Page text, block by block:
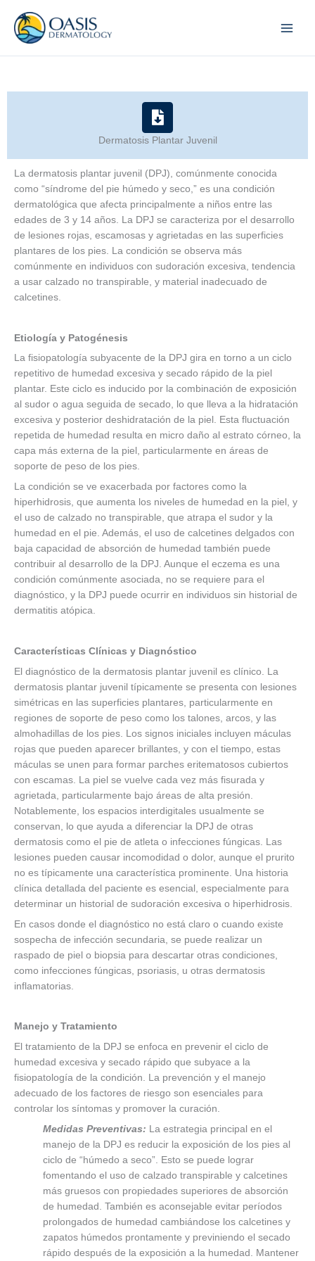
content
Dermatosis Plantar Juvenil
La dermatosis plantar juvenil (DPJ), comúnmente conocida
como “síndrome del pie húmedo y seco,” es una condición
dermatológica que afecta principalmente a niños entre las
edades de 3 y 14 años. La DPJ se caracteriza por el desarrollo
de lesiones rojas, escamosas y agrietadas en las superficies
plantares de los pies. La condición se observa más
comúnmente en individuos con sudoración excesiva, tendencia
a usar calzado no transpirable, y material inadecuado de
calcetines.
Etiología y Patogénesis
La fisiopatología subyacente de la DPJ gira en torno a un ciclo
repetitivo de humedad excesiva y secado rápido de la piel
plantar. Este ciclo es inducido por la combinación de exposición
al sudor o agua seguida de secado, lo que lleva a la hidratación
excesiva y posterior deshidratación de la piel. Esta fluctuación
repetida de humedad resulta en micro daño al estrato córneo, la
capa más externa de la piel, particularmente en áreas de
soporte de peso de los pies.
La condición se ve exacerbada por factores como la
hiperhidrosis, que aumenta los niveles de humedad en la piel, y
el uso de calzado no transpirable, que atrapa el sudor y la
humedad en el pie. Además, el uso de calcetines delgados con
baja capacidad de absorción de humedad también puede
contribuir al desarrollo de la DPJ. Aunque el eczema es una
condición comúnmente asociada, no se requiere para el
diagnóstico, y la DPJ puede ocurrir en individuos sin historial de
dermatitis atópica.
Características Clínicas y Diagnóstico
El diagnóstico de la dermatosis plantar juvenil es clínico. La
dermatosis plantar juvenil típicamente se presenta con lesiones
simétricas en las superficies plantares, particularmente en
regiones de soporte de peso como los talones, arcos, y las
almohadillas de los pies. Los signos iniciales incluyen máculas
rojas que pueden aparecer brillantes, y con el tiempo, estas
máculas se unen para formar parches eritematosos cubiertos
con escamas. La piel se vuelve cada vez más fisurada y
agrietada, particularmente bajo áreas de alta presión.
Notablemente, los espacios interdigitales usualmente se
conservan, lo que ayuda a diferenciar la DPJ de otras
dermatosis como el pie de atleta o infecciones fúngicas. Las
lesiones pueden causar incomodidad o dolor, aunque el prurito
no es típicamente una característica prominente. Una historia
clínica detallada del paciente es esencial, especialmente para
determinar un historial de sudoración excesiva o hiperhidrosis.
En casos donde el diagnóstico no está claro o cuando existe
sospecha de infección secundaria, se puede realizar un
raspado de piel o biopsia para descartar otras condiciones,
como infecciones fúngicas, psoriasis, u otras dermatosis
inflamatorias.
Manejo y Tratamiento
El tratamiento de la DPJ se enfoca en prevenir el ciclo de
humedad excesiva y secado rápido que subyace a la
fisiopatología de la condición. La prevención y el manejo
adecuado de los factores de riesgo son esenciales para
controlar los síntomas y promover la curación.
Medidas Preventivas:
La estrategia principal en el
manejo de la DPJ es reducir la exposición de los pies al
ciclo de “húmedo a seco”. Esto se puede lograr
fomentando el uso de calzado transpirable y calcetines
más gruesos con propiedades superiores de absorción
de humedad. También es aconsejable evitar períodos
prolongados de humedad cambiándose los calcetines y
zapatos húmedos prontamente y previniendo el secado
rápido después de la exposición a la humedad. Mantener